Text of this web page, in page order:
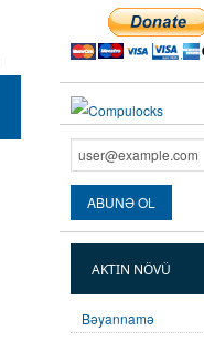
AKTIN NÖVÜ
Bəyannamə